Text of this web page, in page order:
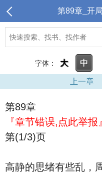
第89章_开
字体： 大 中
上一章
第89章
『章节错误,点此举报』
第(1/3)页
高静的思绪有些乱，